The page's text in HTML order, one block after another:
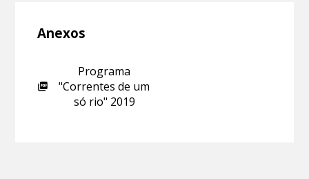
Anexos
Programa
"Correntes de um
só rio" 2019